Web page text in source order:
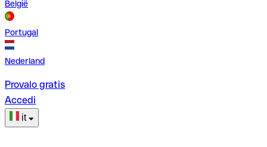
België
Portugal
Nederland
Provalo gratis
Accedi
it